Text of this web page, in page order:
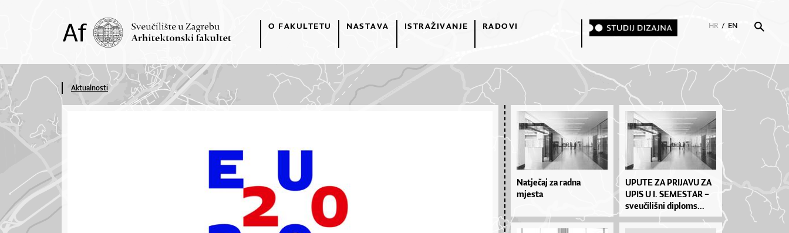
O FAKULTETU NASTAVA ISTRAŽIVANJE RADOVI HR / EN
Aktualnosti
Natječaj za radna
mjesta
UPU­TE ZA PRI­JA­VU ZA
UPIS U I. SE­MES­TAR –
sve­u­či­liš­ni di­plo­ms...